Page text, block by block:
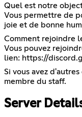
Quel est notre
Vous permettre de
joie et de bonne
Comment rejoindre
Vous pouvez
lien: https://
Si vous avez
membre du staff.
Server